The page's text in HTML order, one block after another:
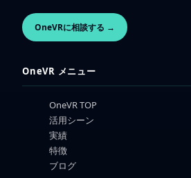
OneVRに相談する →
OneVR メニュー
OneVR TOP
活用シーン
実績
特徴
ブログ